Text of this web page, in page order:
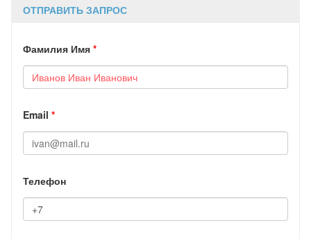
ОТПРАВИТЬ ЗАПРОС
Фамилия Имя *
Email *
Телефон